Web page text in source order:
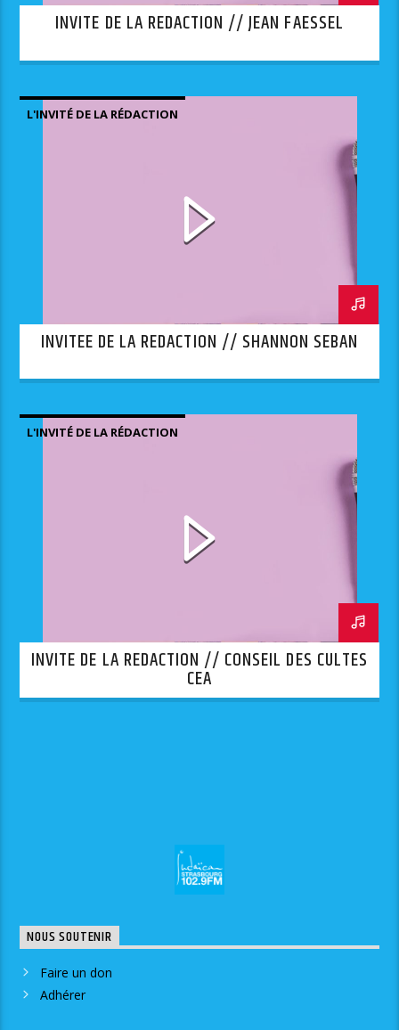
INVITE DE LA REDACTION // JEAN FAESSEL
L'INVITÉ DE LA RÉDACTION
INVITEE DE LA REDACTION // SHANNON SEBAN
L'INVITÉ DE LA RÉDACTION
INVITE DE LA REDACTION // CONSEIL DES CULTES
CEA
NOUS SOUTENIR
Faire un don
Adhérer